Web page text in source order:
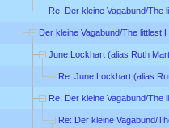
Re: Der kleine Vagabund/The
Der kleine Vagabund/The littlest
June Lockhart (alias Ruth
Re: June Lockhart (alias
Re: Der kleine Vagabund/The
Re: Der kleine Vagabund/